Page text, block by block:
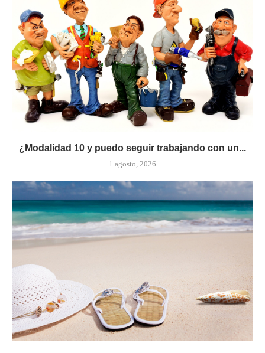
¿Modalidad 10 y puedo seguir trabajando con un...
1 agosto, 2026